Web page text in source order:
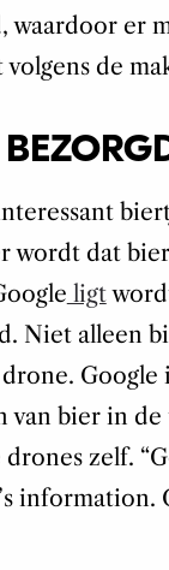
waardoor er
de
wordt dat
ligt
Niet alleen
Google
van bier in
zelf.
information.